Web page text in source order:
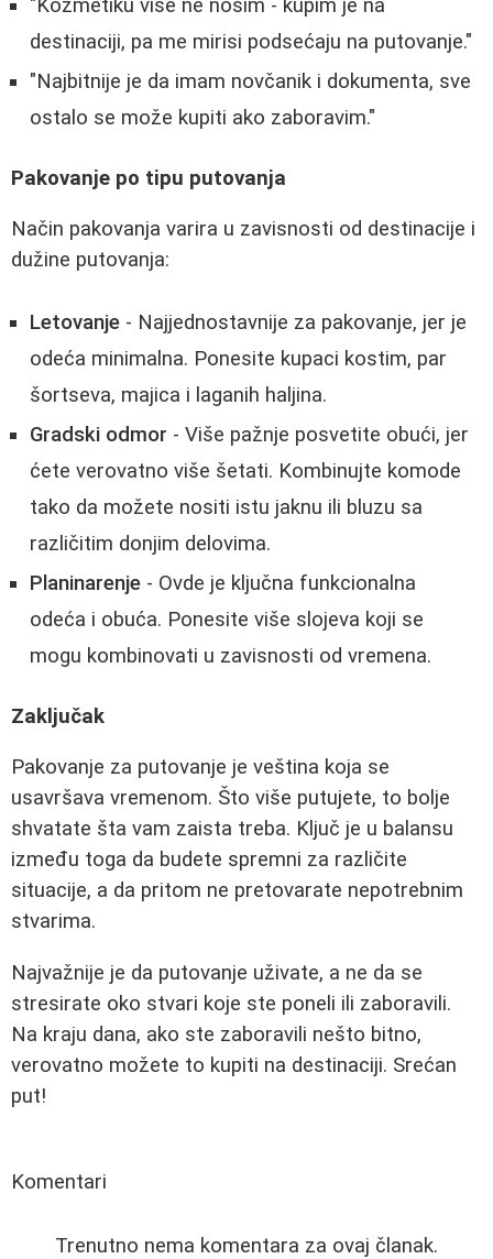
"Kozmetiku više ne nosim - kupim je na
destinaciji, pa me mirisi podsećaju na putovanje."
"Najbitnije je da imam novčanik i dokumenta, sve
ostalo se može kupiti ako zaboravim."
Pakovanje po tipu putovanja
Način pakovanja varira u zavisnosti od destinacije i
dužine putovanja:
Letovanje - Najjednostavnije za pakovanje, jer je
odeća minimalna. Ponesite kupaci kostim, par
šortseva, majica i laganih haljina.
Gradski odmor - Više pažnje posvetite obući, jer
ćete verovatno više šetati. Kombinujte komode
tako da možete nositi istu jaknu ili bluzu sa
različitim donjim delovima.
Planinarenje - Ovde je ključna funkcionalna
odeća i obuća. Ponesite više slojeva koji se
mogu kombinovati u zavisnosti od vremena.
Zaključak
Pakovanje za putovanje je veština koja se
usavršava vremenom. Što više putujete, to bolje
shvatate šta vam zaista treba. Ključ je u balansu
između toga da budete spremni za različite
situacije, a da pritom ne pretovarate nepotrebnim
stvarima.
Najvažnije je da putovanje uživate, a ne da se
stresirate oko stvari koje ste poneli ili zaboravili.
Na kraju dana, ako ste zaboravili nešto bitno,
verovatno možete to kupiti na destinaciji. Srećan
put!
Komentari
Trenutno nema komentara za ovaj članak.